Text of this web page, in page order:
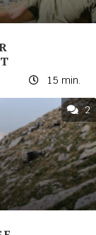
15 min.
2